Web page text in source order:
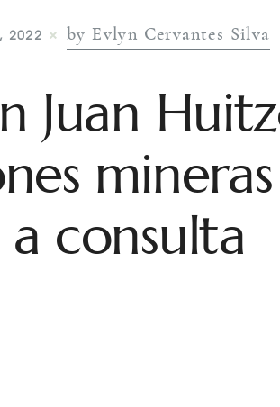
2022 by Evlyn Cervantes Silva
Juan
consulta